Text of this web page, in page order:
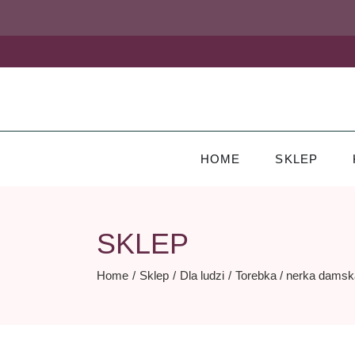
the
HOME SKLEP
SKLEP
Home Sklep Dla ludzi Torebka / nerka